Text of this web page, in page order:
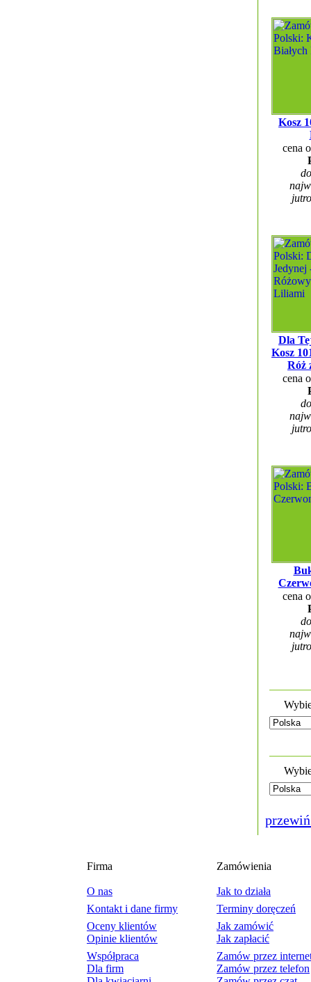
Kosz
cena
Dla
Kosz
Róż
cena
cena
Firma
O nas
Kontakt i dane firmy
Oceny klientów
Opinie klientów
Współpraca
Dla firm
Zamówienia
Jak to działa
Terminy doręczeń
Jak zamówić
Jak zapłacić
Zamów przez
Zamów przez telefon